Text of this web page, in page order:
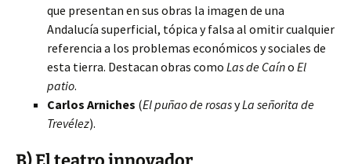
que presentan en sus obras la imagen de una
Andalucía superficial, tópica y falsa al omitir cualquier
referencia a los problemas económicos y sociales de
esta tierra. Destacan obras como Las de Caíno El
patio.
Carlos Arniches (El puñao de rosasyLa señorita de
Trevélez).